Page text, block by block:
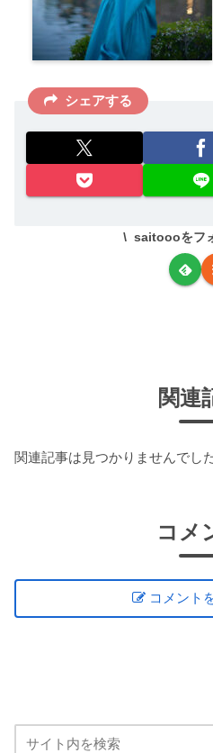
シェアする
saitoooをフ
関連
関連記事は見つかりませんでした
コメ
コメント